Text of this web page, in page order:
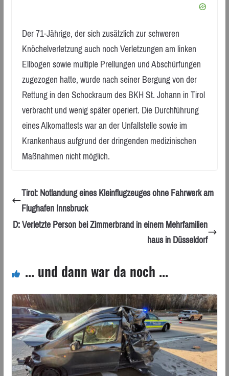
Der 71-Jährige, der sich zusätzlich zur schweren
Knöchelverletzung auch noch Verletzungen am linken
Ellbogen sowie multiple Prellungen und Abschürfungen
zugezogen hatte, wurde nach seiner Bergung von der
Rettung in den Schockraum des BKH St. Johann in Tirol
verbracht und wenig später operiert. Die Durchführung
eines Alkomattests war an der Unfallstelle sowie im
Krankenhaus aufgrund der dringenden medizinischen
Maßnahmen nicht möglich.
Tirol: Notlandung eines Kleinflugzeuges ohne Fahrwerk am
Flughafen Innsbruck
D: Verletzte Person bei Zimmerbrand in einem Mehrfamilien
haus in Düsseldorf
... und dann war da noch ...